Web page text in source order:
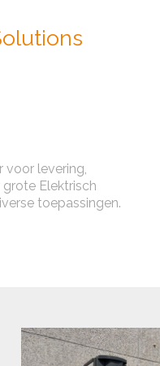
voor levering,
Elektrisch
toepassingen.